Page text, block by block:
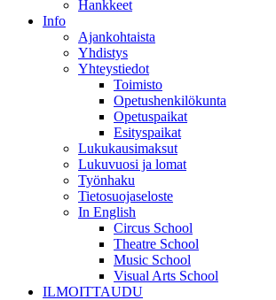
Hankkeet
Info
Ajankohtaista
Yhdistys
Yhteystiedot
Toimisto
Opetushenkilökunta
Opetuspaikat
Esityspaikat
Lukukausimaksut
Lukuvuosi ja lomat
Työnhaku
Tietosuojaseloste
In English
Circus School
Theatre School
Music School
Visual Arts School
ILMOITTAUDU